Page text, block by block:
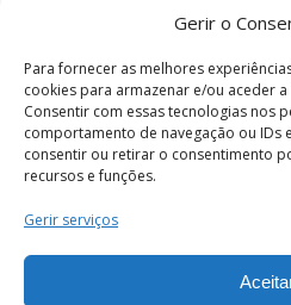
Gerir o
Para fornecer as melhores
cookies para armazenar e/ou aceder
Consentir com essas tecnologias nos
comportamento de navegação ou IDs
consentir ou retirar o consentimento
recursos e funções.
Gerir serviços
Termos e Condições